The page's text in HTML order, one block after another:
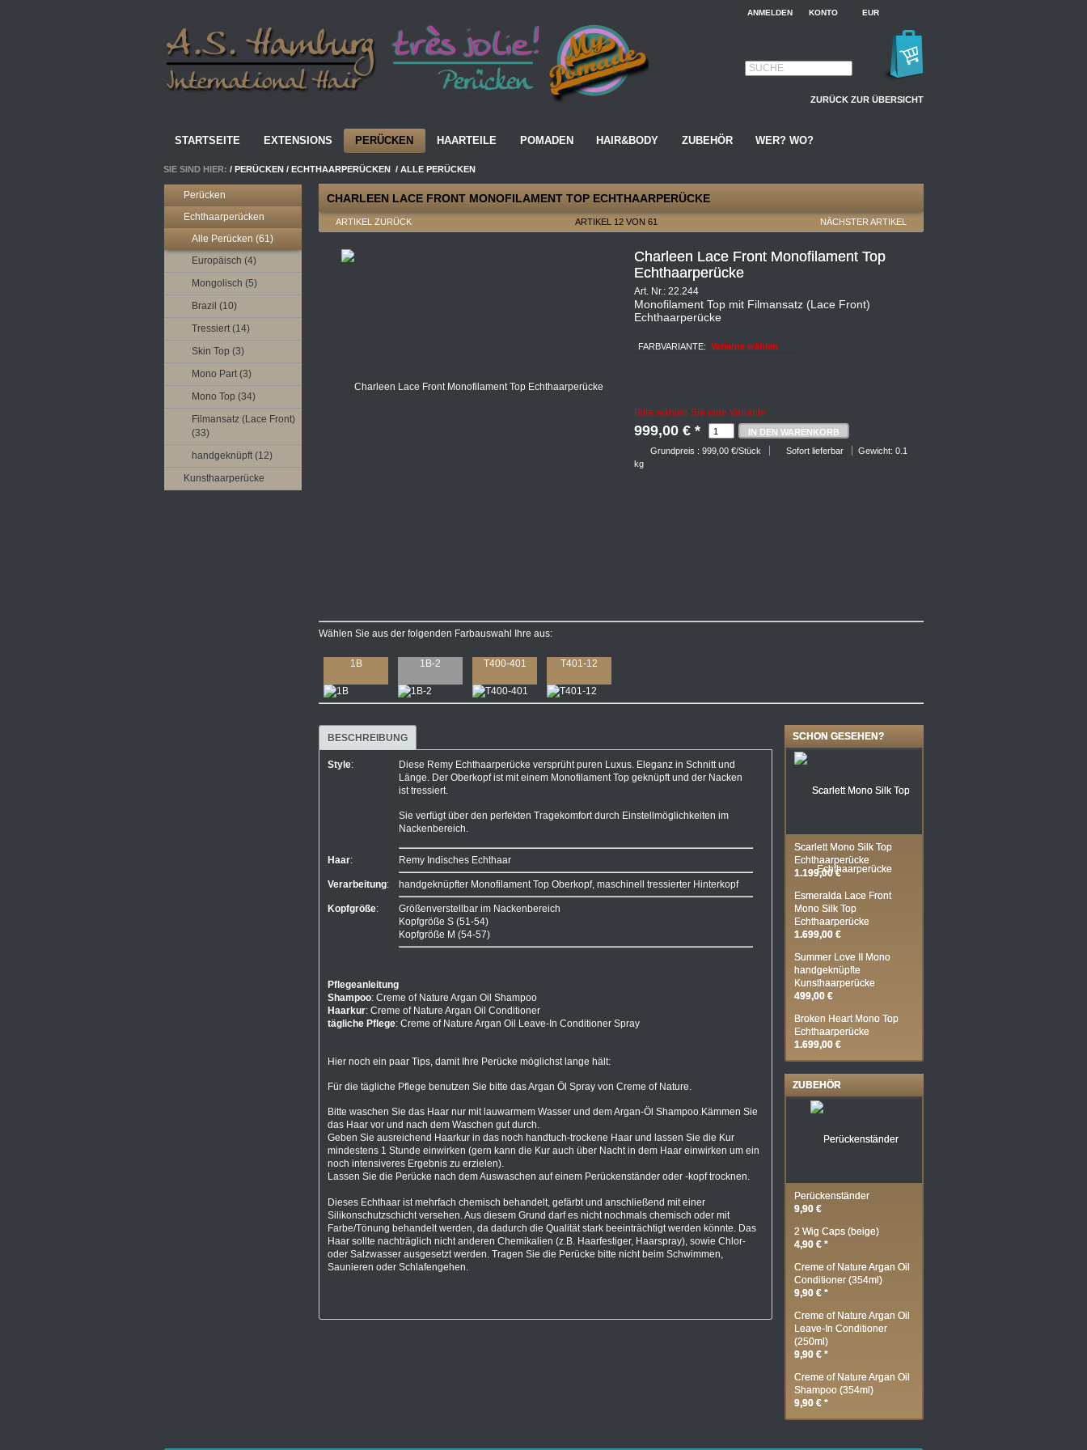
EUR
KONTO
ANMELDEN
STARTSEITE EXTENSIONS PERÜCKEN HAARTEILE POMADEN HAIR&BODY ZUBEHÖR WER? WO?
SUCHE
SIE SIND HIER: / PERÜCKEN / ECHTHAARPERÜCKEN / ALLE PERÜCKEN
Perücken
Echthaarperücken
Alle Perücken (61)
Europäisch (4)
Mongolisch (5)
Brazil (10)
Tressiert (14)
Skin Top (3)
Mono Part (3)
Mono Top (34)
Filmansatz (Lace Front)
(33)
handgeknüpft (12)
Kunsthaarperücke
ZURÜCK ZUR ÜBERSICHT
CHARLEEN LACE FRONT MONOFILAMENT TOP ECHTHAARPERÜCKE
ARTIKEL ZURÜCK ARTIKEL 12 VON 61 NÄCHSTER ARTIKEL
Charleen Lace Front Monofilament Top
Echthaarperücke
Art. Nr.: 22.244
Monofilament Top mit Filmansatz (Lace Front)
Echthaarperücke
FARBVARIANTE: Variante wählen
Bitte wählen Sie eine Variante
999,00 € *
IN DEN WARENKORB
Grundpreis : 999,00 €/Stück
Sofort lieferbar
Gewicht: 0.1
kg
Wählen Sie aus der folgenden Farbauswahl Ihre aus:
1B 1B-2 T400-401 T401-12
BESCHREIBUNG
Style:
Diese Remy Echthaarperücke versprüht puren Luxus. Eleganz in Schnitt und
Länge. Der Oberkopf ist mit einem Monofilament Top geknüpft und der Nacken
ist tressiert.
Sie verfügt über den perfekten Tragekomfort durch Einstellmöglichkeiten im
Nackenbereich.
Haar: Remy Indisches Echthaar
Verarbeitung: handgeknüpfter Monofilament Top Oberkopf, maschinell tressierter Hinterkopf
Kopfgröße:
Größenverstellbar im Nackenbereich
Kopfgröße S (51-54)
Kopfgröße M (54-57)
Pflegeanleitung
Shampoo: Creme of Nature Argan Oil Shampoo
Haarkur: Creme of Nature Argan Oil Conditioner
tägliche Pflege: Creme of Nature Argan Oil Leave-In Conditioner Spray
Hier noch ein paar Tips, damit Ihre Perücke möglichst lange hält:
Für die tägliche Pflege benutzen Sie bitte das Argan Öl Spray von Creme of Nature.
Bitte waschen Sie das Haar nur mit lauwarmem Wasser und dem Argan-Öl Shampoo.Kämmen Sie
das Haar vor und nach dem Waschen gut durch.
Geben Sie ausreichend Haarkur in das noch handtuch-trockene Haar und lassen Sie die Kur
mindestens 1 Stunde einwirken (gern kann die Kur auch über Nacht in dem Haar einwirken um ein
noch intensiveres Ergebnis zu erzielen).
Lassen Sie die Perücke nach dem Auswaschen auf einem Perückenständer oder -kopf trocknen.
Dieses Echthaar ist mehrfach chemisch behandelt, gefärbt und anschließend mit einer
Silikonschutzschicht versehen. Aus diesem Grund darf es nicht nochmals chemisch oder mit
Farbe/Tönung behandelt werden, da dadurch die Qualität stark beeinträchtigt werden könnte. Das
Haar sollte nachträglich nicht anderen Chemikalien (z.B. Haarfestiger, Haarspray), sowie Chlor-
oder Salzwasser ausgesetzt werden. Tragen Sie die Perücke bitte nicht beim Schwimmen,
Saunieren oder Schlafengehen.
SCHON GESEHEN?
Scarlett Mono Silk Top
Echthaarperücke
1.199,00 €
Esmeralda Lace Front
Mono Silk Top
Echthaarperücke
1.699,00 €
Summer Love II Mono
handgeknüpfte
Kunsthaarperücke
499,00 €
Broken Heart Mono Top
Echthaarperücke
1.699,00 €
ZUBEHÖR
Perückenständer
9,90 €
2 Wig Caps (beige)
4,90 € *
Creme of Nature Argan Oil
Conditioner (354ml)
9,90 € *
Creme of Nature Argan Oil
Leave-In Conditioner
(250ml)
9,90 € *
Creme of Nature Argan Oil
Shampoo (354ml)
9,90 € *